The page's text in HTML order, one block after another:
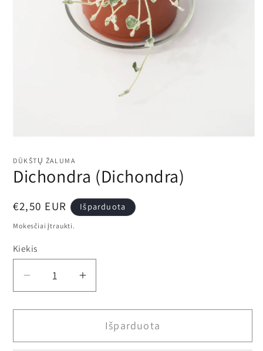
1
modaliniame
lange
DŪKŠTŲ ŽALUMA
Dichondra (Dichondra)
Įprasta
kaina
€2,50 EUR Išparduota
Mokesčiai įtraukti.
Kiekis
Sumažinti
(Dichondra)
Padidinti
(Dichondra)
kiekįIšparduota